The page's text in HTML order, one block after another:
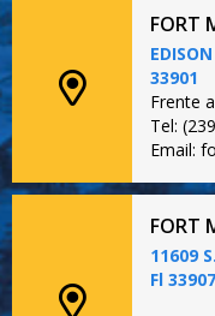
FORT
33901
Frente
Tel:
Email:
FORT
11609
Fl 33907